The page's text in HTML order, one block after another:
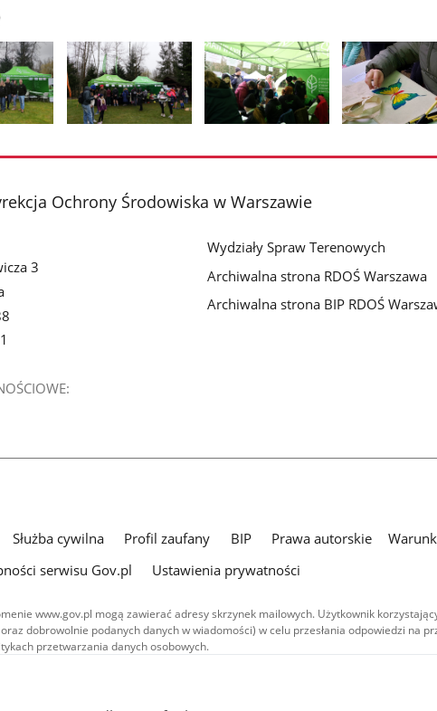
galerii.
galerii.
Ochrony Środowiska w Warszawie
3
Wydziały Spraw Terenowych
Archiwalna strona RDOŚ Warszawa
Archiwalna strona BIP RDOŚ
Służba cywilna Profil zaufany BIP Prawa autorskie
serwisu Gov.pl
Ustawienia prywatności
www.gov.pl mogą zawierać adresy skrzynek mailowych. Użytkownik
dobrowolnie podanych danych w wiadomości) w celu przesłania odpowiedzi na
przetwarzania danych osobowych.
publikowane w serwisie (z wyłączeniem treści audiowizualnych), są
na licencji typu Creative Commons: uznanie autorstwa - na tych samych